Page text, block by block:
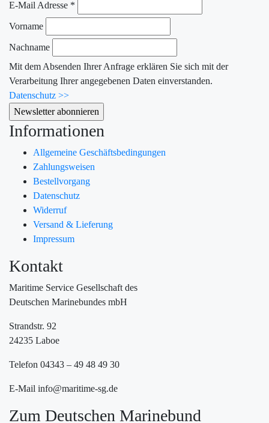
E-Mail Adresse *
Vorname
Nachname
Mit dem Absenden Ihrer Anfrage erklären Sie sich mit der
Verarbeitung Ihrer angegebenen Daten einverstanden.
Datenschutz >>
Informationen
Allgemeine Geschäftsbedingungen
Zahlungsweisen
Bestellvorgang
Datenschutz
Widerruf
Versand & Lieferung
Impressum
Kontakt
Maritime Service Gesellschaft des
Deutschen Marinebundes mbH
Strandstr. 92
24235 Laboe
Telefon 04343 – 49 48 49 30
E-Mail info@maritime-sg.de
Zum Deutschen Marinebund